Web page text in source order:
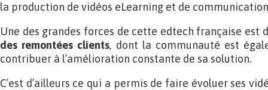
la production de vidéos eLearning et de
Une des grandes forces de cette edtech française est
des remontées clients, dont la communauté est
contribuer à l’amélioration constante de sa solution.
C’est d’ailleurs ce qui a permis de faire évoluer ses